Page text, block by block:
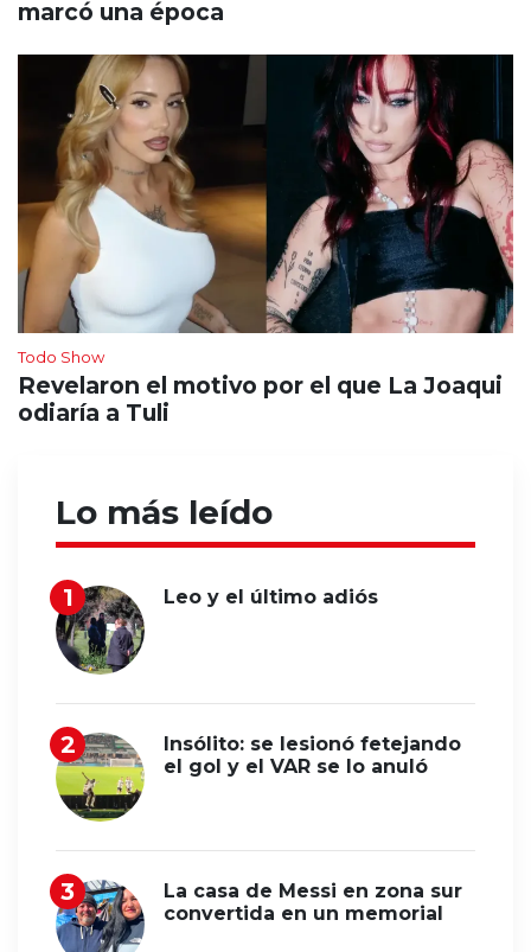
marcó una época
Todo Show
Revelaron el motivo por el que La Joaqui
odiaría a Tuli
Lo más leído
Leo y el último adiós
Insólito: se lesionó fetejando
el gol y el VAR se lo anuló
La casa de Messi en zona sur
convertida en un memorial